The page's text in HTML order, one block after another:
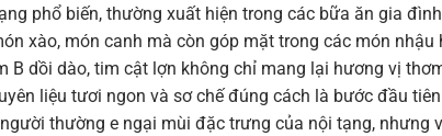
phổ biến, thường xuất hiện trong các bữa ăn gia
xào, món canh mà còn góp mặt trong các món
B dồi dào, tim cật lợn không chỉ mang lại hương vị
liệu tươi ngon và sơ chế đúng cách là bước đầu
thường e ngại mùi đặc trưng của nội tạng, nhưng